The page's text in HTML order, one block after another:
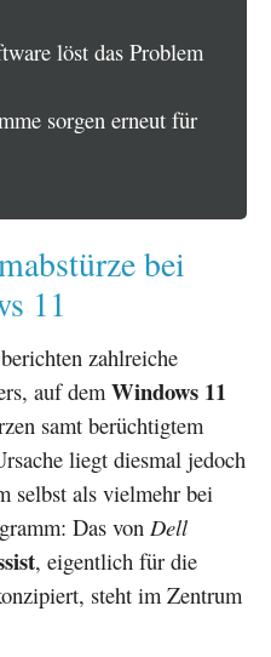
löst das Problem
sorgen erneut für
bei
11
zahlreiche
auf dem Windows 11
samt berüchtigtem
liegt diesmal jedoch
selbst als vielmehr bei
Das von Dell
, eigentlich für die
steht im Zentrum